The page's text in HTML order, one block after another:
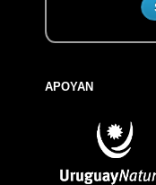
APOYAN